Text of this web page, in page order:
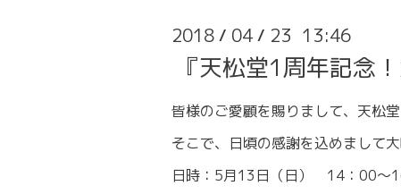
2018 / 04 / 23 13:46
『天松堂1周年記念
皆様のご愛顧を賜りまして、天松
そこで、日頃の感謝を込めまして
日時：5月13日（日） 14：00～